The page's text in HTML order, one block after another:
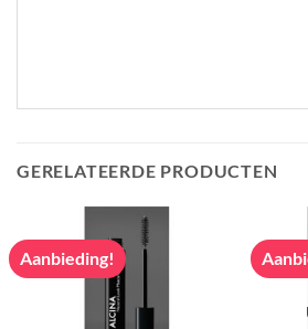
GERELATEERDE PRODUCTEN
Aanbieding!